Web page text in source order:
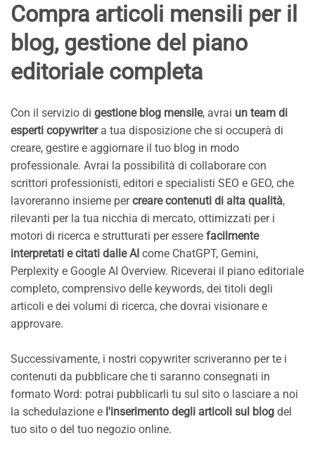
Compra articoli mensili per il
blog, gestione del piano
editoriale completa
Con il servizio di gestione blog mensile, avrai un team di
esperti copywritera tua disposizione che si occuperà di
creare, gestire e aggiornare il tuo blog in modo
professionale. Avrai la possibilità di collaborare con
scrittori professionisti, editori e specialisti SEO e GEO, che
lavoreranno insieme percreare contenuti di alta qualità,
rilevanti per la tua nicchia di mercato, ottimizzati per i
motori di ricerca e strutturati per essere facilmente
interpretati e citati dalle AI come ChatGPT, Gemini,
Perplexity e Google AI Overview. Riceverai il piano editoriale
completo, comprensivo delle keywords, dei titoli degli
articoli e dei volumi di ricerca, che dovrai visionare e
approvare.
Successivamente, i nostri copywriter scriveranno per te i
contenuti da pubblicare che ti saranno consegnati in
formato Word: potrai pubblicarli tu sul sito o lasciare a noi
la schedulazione e l'inserimento degli articoli sul blog del
tuo sito o del tuo negozio online.